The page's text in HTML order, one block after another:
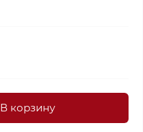
В корзину